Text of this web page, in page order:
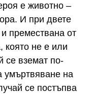
е животно –
И при двете
премествана от
която не е или
се вземат по-
умъртвяване на
се постъпва